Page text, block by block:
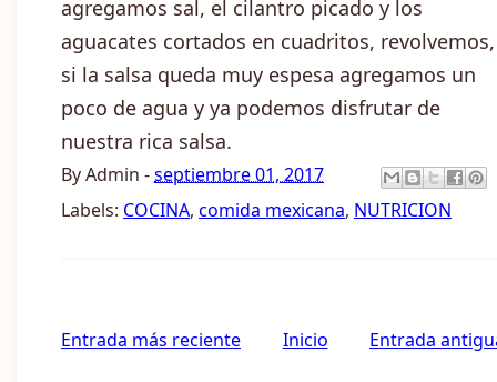
agregamos sal, el cilantro picado y los
aguacates cortados en cuadritos, revolvemos,
si la salsa queda muy espesa agregamos un
poco de agua y ya podemos disfrutar de
nuestra rica salsa.
ByAdmin -septiembre 01, 2017
Labels: COCINA, comida mexicana, NUTRICION
Entrada más reciente Entrada
Inicio